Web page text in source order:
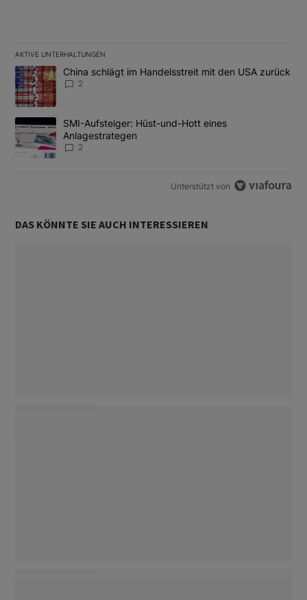
AKTIVE UNTERHALTUNGEN
Das Folgende ist eine Liste der am meisten kommentierten
Ein Trendartikel mit dem Titel "China schlägt im Handelsstreit
China schlägt im Handelsstreit mit den USA zurück
2
Ein Trendartikel mit dem Titel "SMI-Aufsteiger: Hüst-und-Hott
SMI-Aufsteiger: Hüst-und-Hott eines
Anlagestrategen
2
Unterstützt von
DAS KÖNNTE SIE AUCH INTERESSIEREN